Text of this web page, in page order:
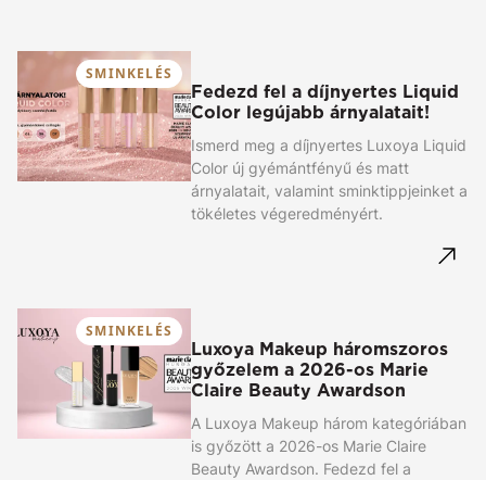
SMINKELÉS
Fedezd fel a díjnyertes Liquid
Color legújabb árnyalatait!
Ismerd meg a díjnyertes Luxoya Liquid
Color új gyémántfényű és matt
árnyalatait, valamint sminktippjeinket a
tökéletes végeredményért.
SMINKELÉS
Luxoya Makeup háromszoros
győzelem a 2026-os Marie
Claire Beauty Awardson
A Luxoya Makeup három kategóriában
is győzött a 2026-os Marie Claire
Beauty Awardson. Fedezd fel a